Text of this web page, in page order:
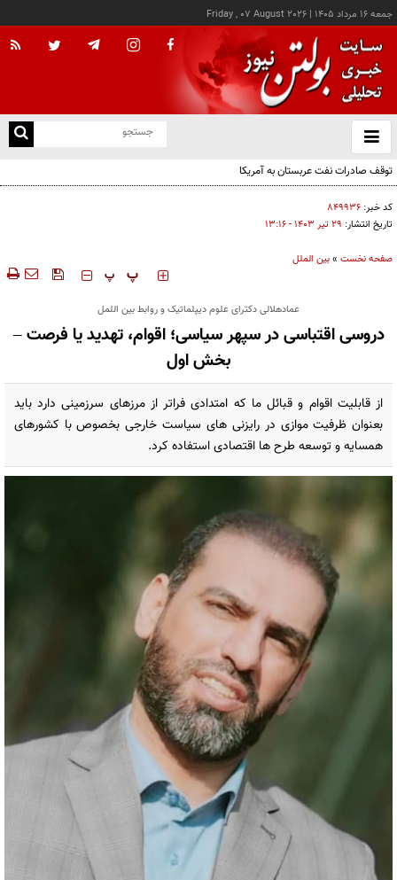
جمعه ۱۶ مرداد ۱۴۰۵ |
Friday , 07 August 2026
باز
و
توقف صادرات نفت عربستان به آمریکا
کد خبر: ۸۴۹۹۳۶
تاریخ انتشار: ۲۹ تير ۱۴۰۳ - ۱۳:۱۶
صفحه نخست »بین الملل
‍‍‍ پ پ
عمادهلالی دکترای علوم دیپلماتیک و روابط بین اللمل
دروسی اقتباسی در سپهر سیاسی؛ اقوام، تهدید یا فرصت –
بخش اول
از قابلیت اقوام و قبائل ما که امتدادی فراتر از مرزهای سرزمینی دارد باید
بعنوان ظرفیت موازی در رایزنی های سیاست خارجی بخصوص با کشورهای
همسایه و توسعه طرح ها اقتصادی استفاده کرد.